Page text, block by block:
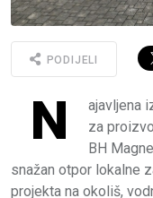
PODIJELI
N
ajavljena
za
BH
snažan otpor lokalne
projekta na okoliš,